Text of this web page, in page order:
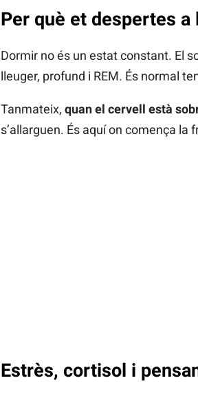
Per què et despertes
Dormir no és un estat constant. El
lleuger, profund i REM. És normal
Tanmateix, quan el cervell està
s’allarguen. És aquí on comença la
Estrès, cortisol i